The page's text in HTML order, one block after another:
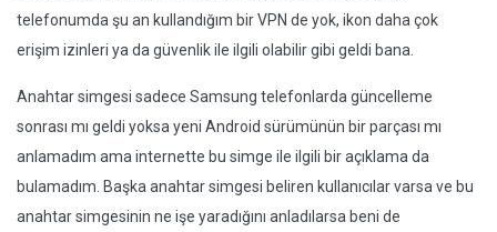
telefonumda şu an kullandığım bir VPN de yok, ikon daha çok
erişim izinleri ya da güvenlik ile ilgili olabilir gibi geldi bana.
Anahtar simgesi sadece Samsung telefonlarda güncelleme
sonrası mı geldi yoksa yeni Android sürümünün bir parçası mı
anlamadım ama internette bu simge ile ilgili bir açıklama da
bulamadım. Başka anahtar simgesi beliren kullanıcılar varsa ve bu
anahtar simgesinin ne işe yaradığını anladılarsa beni de